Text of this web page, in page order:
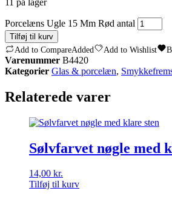
Porcelæns Ugle 15 Mm Rød antal
Tilføj til kurv
Add to CompareAdded Add to Wishlist
Varenummer B4420
Kategorier Glas & porcelæn,
Relaterede varer
Sølvfarvet nøgle med
14,00 kr.
Tilføj til kurv